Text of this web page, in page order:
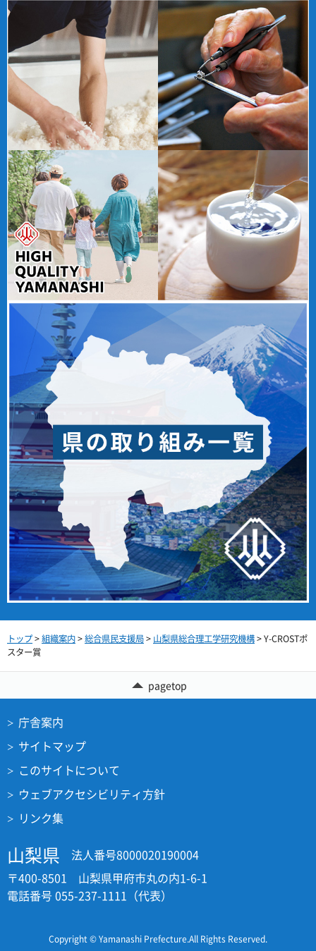
トップ>組織案内>総合県民支援局> 山梨県総合理工学研究機構> Y-CROSTポ
スター賞
pagetop
庁舎案内
サイトマップ
このサイトについて
ウェブアクセシビリティ方針
リンク集
山梨県
法人番号8000020190004
〒400-8501 山梨県甲府市丸の内1-6-1
電話番号 055-237-1111（代表）
Copyright © Yamanashi Prefecture.All Rights Reserved.